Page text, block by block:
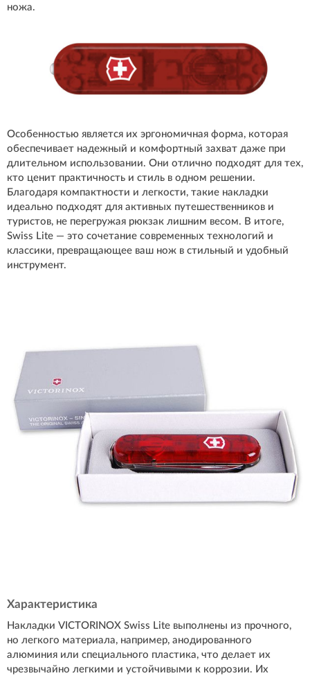
ножа.
Особенностью является их эргономичная форма, которая
обеспечивает надежный и комфортный захват даже при
длительном использовании. Они отлично подходят для тех,
кто ценит практичность и стиль в одном решении.
Благодаря компактности и легкости, такие накладки
идеально подходят для активных путешественников и
туристов, не перегружая рюкзак лишним весом. В итоге,
Swiss Lite — это сочетание современных технологий и
классики, превращающее ваш нож в стильный и удобный
инструмент.
Характеристика
Накладки VICTORINOX Swiss Lite выполнены из прочного,
но легкого материала, например, анодированного
алюминия или специального пластика, что делает их
чрезвычайно легкими и устойчивыми к коррозии. Их